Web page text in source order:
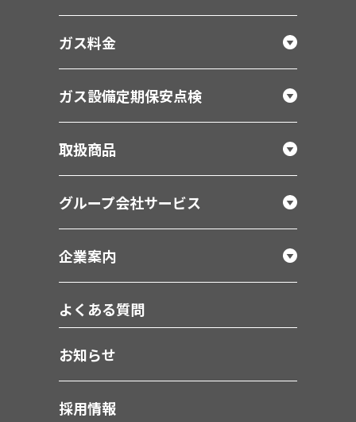
ガス料金
ガス設備定期保安点検
取扱商品
グループ会社サービス
企業案内
よくある質問
お知らせ
採用情報